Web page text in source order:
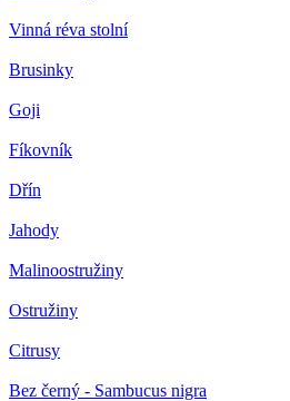
Vinná réva stolní
Brusinky
Goji
Fíkovník
Dřín
Jahody
Malinoostružiny
Ostružiny
Citrusy
Bez černý - Sambucus nigra